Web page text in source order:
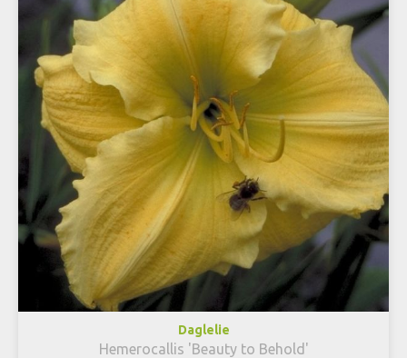
Daglelie
Hemerocallis 'Beauty to Behold'